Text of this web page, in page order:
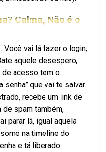
Calma, Não é o
Você vai lá fazer o login,
aquele desespero,
de acesso tem o
senha” que vai te salvar.
recebe um link de
de spam também,
parar lá, igual aquela
na timeline do
e tá liberado.